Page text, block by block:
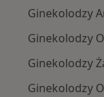
Ginekolodzy
Ginekolodzy
Ginekolodzy
Ginekolodzy